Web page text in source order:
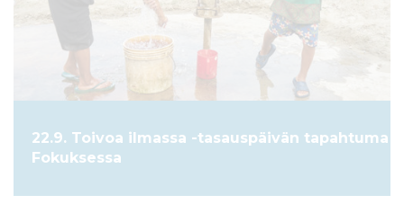
22.9. Toivoa ilmassa -tasauspäivän tapahtuma
Fokuksessa